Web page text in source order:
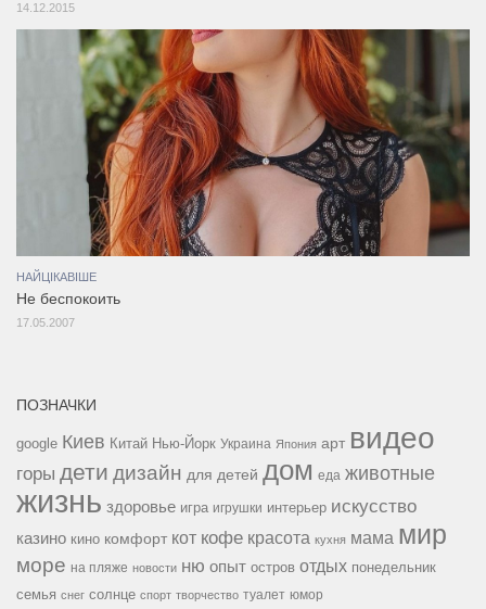
14.12.2015
НАЙЦІКАВІШЕ
Не беспокоить
17.05.2007
ПОЗНАЧКИ
google Киев Китай Нью-Йорк Украина Япония арт видео
горы дети дизайн для детей дом еда животные
жизнь здоровье игра игрушки интерьер искусство
казино кино комфорт кот кофе красота кухня мама мир
море на пляже новости ню опыт остров отдых понедельник
семья снег солнце спорт творчество туалет юмор